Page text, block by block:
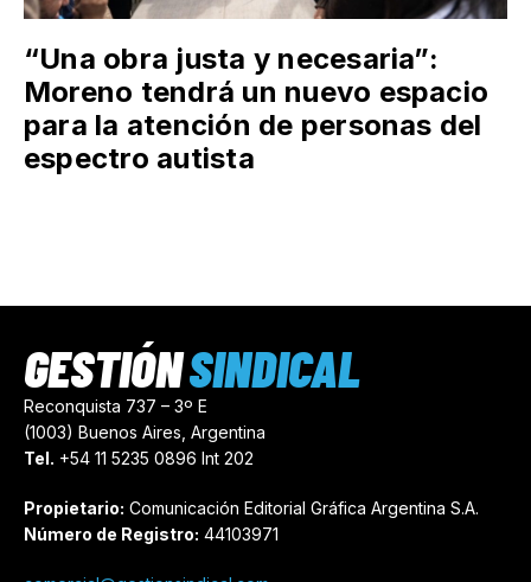
“Una obra justa y necesaria”:
Moreno tendrá un nuevo espacio
para la atención de personas del
espectro autista
Reconquista 737 – 3º E
(1003) Buenos Aires, Argentina
Tel. +54 11 5235 0896 Int 202
Propietario: Comunicación Editorial Gráfica Argentina S.A.
Número de Registro: 44103971
GESTIÓNSINDICAL